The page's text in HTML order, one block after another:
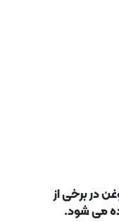
در برخی از
می شود.